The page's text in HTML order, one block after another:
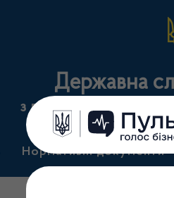
Державна
з лікарських засобів
Нормативні документи